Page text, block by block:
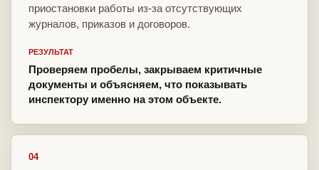
приостановки работы из-за отсутствующих
журналов, приказов и договоров.
РЕЗУЛЬТАТ
Проверяем пробелы, закрываем критичные
документы и объясняем, что показывать
инспектору именно на этом объекте.
04